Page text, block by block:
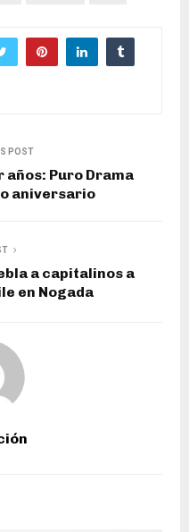
POST
Puro Drama
aniversario
a capitalinos a
en Nogada